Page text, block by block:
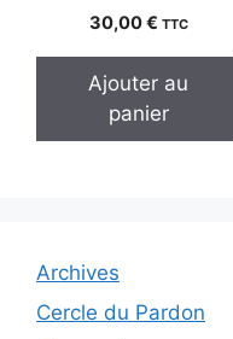
0
s
5
30,00€ TTC
Ajouter au
panier
Archives
Cercle du Pardon